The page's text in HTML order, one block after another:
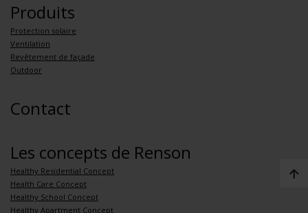
Produits
Protection solaire
Ventilation
Revêtement de façade
Outdoor
Contact
Les concepts de Renson
Healthy Residential Concept
Health Care Concept
Healthy School Concept
Healthy Apartment Concept